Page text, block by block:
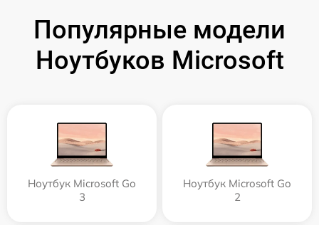
Популярные модели
Ноутбуков Microsoft
Ноутбук Microsoft Go
3
Ноутбук Microsoft Go
2